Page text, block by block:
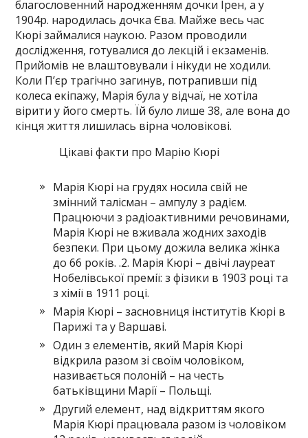
благословенний народженням дочки Ірен, а у
1904р. народилась дочка Єва. Майже весь час
Кюрі займалися наукою. Разом проводили
дослідження, готувалися до лекцій і екзаменів.
Прийомів не влаштовували і нікуди не ходили.
Коли П’єр трагічно загинув, потрапивши під
колеса екіпажу, Марія була у відчаї, не хотіла
вірити у його смерть. Їй було лише 38, але вона до
кінця життя лишилась вірна чоловікові.
Цікаві факти про Марію Кюрі
Марія Кюрі на грудях носила свій не
змінний талісман – ампулу з радієм.
Працюючи з радіоактивними речовинами,
Марія Кюрі не вживала жодних заходів
безпеки. При цьому дожила велика жінка
до 66 років. .2. Марія Кюрі – двічі лауреат
Нобелівської премії: з фізики в 1903 році та
з хімії в 1911 році.
Марія Кюрі – засновниця інститутів Кюрі в
Парижі та у Варшаві.
Один з елементів, який Марія Кюрі
відкрила разом зі своїм чоловіком,
називається полоній – на честь
батьківщини Марії – Польщі.
Другий елемент, над відкриттям якого
Марія Кюрі працювала разом із чоловіком